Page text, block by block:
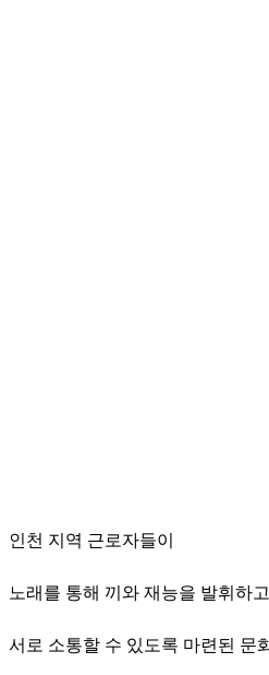
인천 지역 근로자들이
노래를 통해 끼와 재능을 발휘하고
서로 소통할 수 있도록 마련된 문